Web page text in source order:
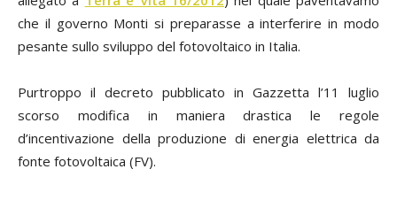
che il governo Monti si preparasse a interferire in modo
pesante sullo sviluppo del fotovoltaico in Italia.
Purtroppo il decreto pubblicato in Gazzetta l’11 luglio
scorso modifica in maniera drastica le regole
d’incentivazione della produzione di energia elettrica da
fonte fotovoltaica (FV).